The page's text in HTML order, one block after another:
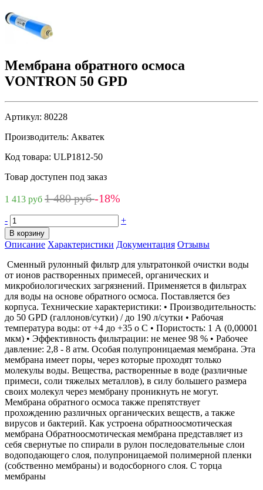
Мембрана обратного осмоса
VONTRON 50 GPD
Артикул: 80228
Производитель: Акватек
Код товара: ULP1812-50
Товар доступен под заказ
1 413 руб 1 480 руб-18%
- +
В корзину
Описание Характеристики Документация Отзывы
Сменный рулонный фильтр для ультратонкой очистки воды
от ионов растворенных примесей, органических и
микробиологических загрязнений. Применяется в фильтрах
для воды на основе обратного осмоса. Поставляется без
корпуса. Технические характеристики: • Производительность:
до 50 GPD (галлонов/сутки) / до 190 л/сутки • Рабочая
температура воды: от +4 до +35 о С • Пористость: 1 А (0,00001
мкм) • Эффективность фильтрации: не менее 98 % • Рабочее
давление: 2,8 - 8 атм. Особая полупроницаемая мембрана. Эта
мембрана имеет поры, через которые проходят только
молекулы воды. Вещества, растворенные в воде (различные
примеси, соли тяжелых металлов), в силу большего размера
своих молекул через мембрану проникнуть не могут.
Мембрана обратного осмоса также препятствует
прохождению различных органических веществ, а также
вирусов и бактерий. Как устроена обратноосмотическая
мембрана Обратноосмотическая мембрана представляет из
себя свернутые по спирали в рулон последовательные слои
водоподающего слоя, полупроницаемой полимерной пленки
(собственно мембраны) и водосборного слоя. С торца
мембраны